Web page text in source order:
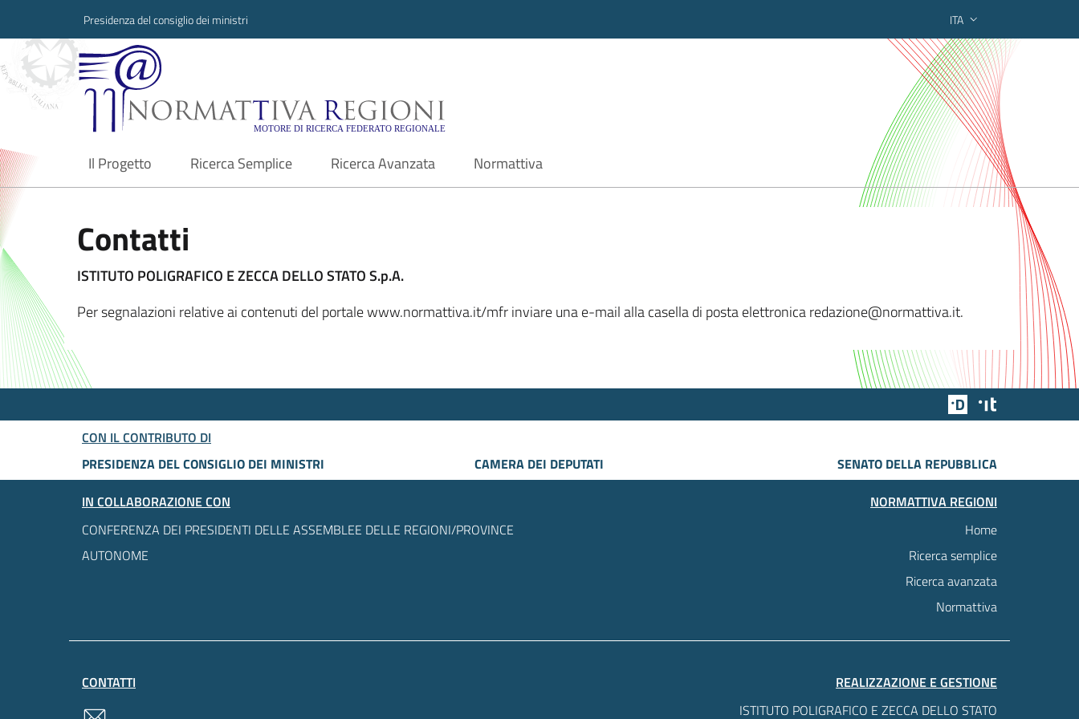
Presidenza del consiglio dei ministri ITA
Normattiva Regioni - Motore di ricerca federato regionale
Il Progetto
current Ricerca Semplice Ricerca Avanzata Normattiva
Contatti
ISTITUTO POLIGRAFICO E ZECCA DELLO STATO S.p.A.
Per segnalazioni relative ai contenuti del portale www.normattiva.it/mfr inviare una e-mail alla casella di posta elettronica redazione@normattiva.it.
Team Digitale
CON IL CONTRIBUTO DI
PRESIDENZA DEL CONSIGLIO DEI MINISTRI
CAMERA DEI DEPUTATI
SENATO DELLA REPUBBLICA
IN COLLABORAZIONE CON
CONFERENZA DEI PRESIDENTI DELLE ASSEMBLEE DELLE REGIONI/PROVINCE
AUTONOME
NORMATTIVA REGIONI
Home
Ricerca semplice
Ricerca avanzata
Normattiva
CONTATTI
REALIZZAZIONE E GESTIONE
ISTITUTO POLIGRAFICO E ZECCA DELLO STATO